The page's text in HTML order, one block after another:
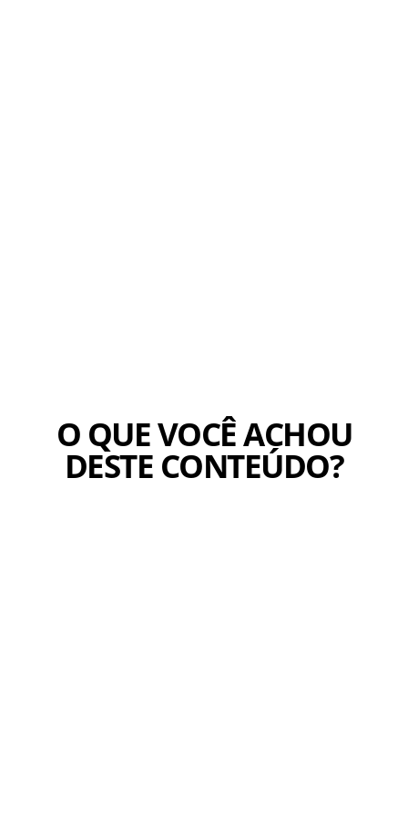
O QUE VOCÊ ACHOU
DESTE CONTEÚDO?